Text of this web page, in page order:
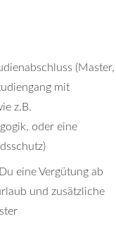
(Master,
mit
z.B.
oder eine
eine Vergütung ab
und zusätzliche